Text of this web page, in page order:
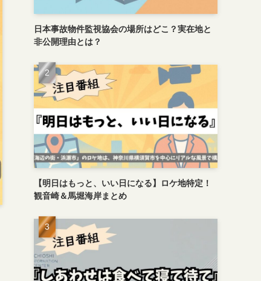
日本事故物件監視協会の場所はどこ？実在地と
非公開理由とは？
【明日はもっと、いい日になる】ロケ地特定！
観音崎＆馬堀海岸まとめ